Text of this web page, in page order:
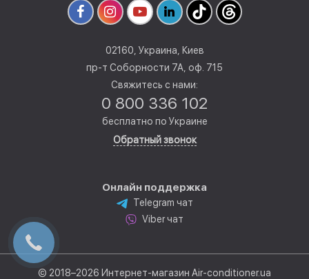
02160, Украина, Киев
пр-т Соборности 7А, оф. 715
Свяжитесь с нами:
0 800 336 102
бесплатно по Украине
Обратный звонок
Онлайн поддержка
Telegram чат
Viber чат
© 2018–2026 Интернет-магазин Air-conditioner.ua